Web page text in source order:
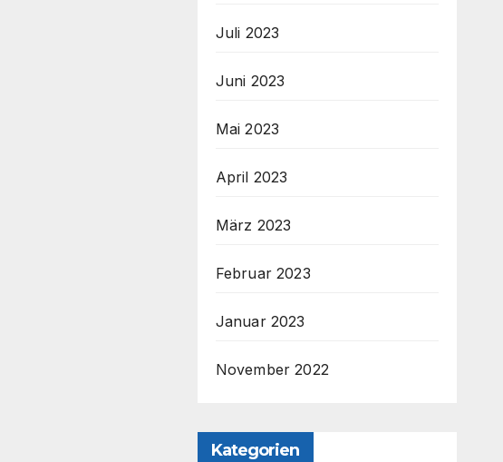
Juli 2023
Juni 2023
Mai 2023
April 2023
März 2023
Februar 2023
Januar 2023
November 2022
Kategorien